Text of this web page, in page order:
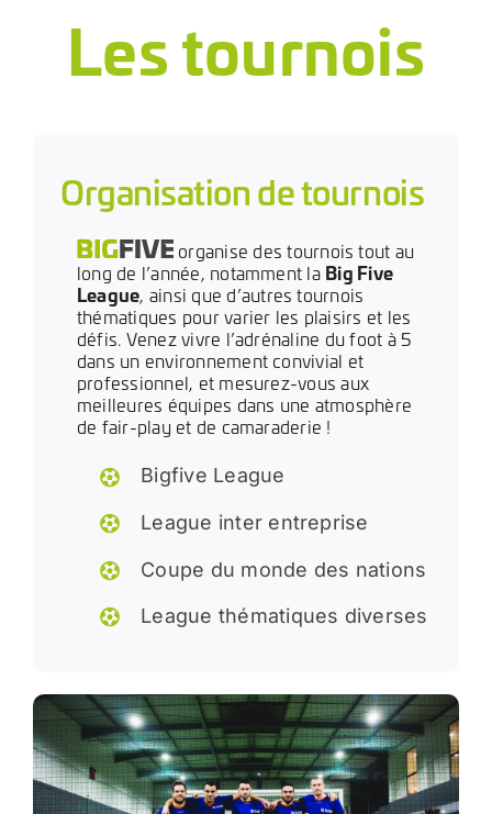
Les tournois
Organisation de tournois
organise des tournois tout au
long de l’année, notamment la Big Five
League, ainsi que d’autres tournois
thématiques pour varier les plaisirs et les
défis. Venez vivre l’adrénaline du foot à 5
dans un environnement convivial et
professionnel, et mesurez-vous aux
meilleures équipes dans une atmosphère
de fair-play et de camaraderie !
Bigfive League
League inter entreprise
Coupe du monde des nations
League thématiques diverses